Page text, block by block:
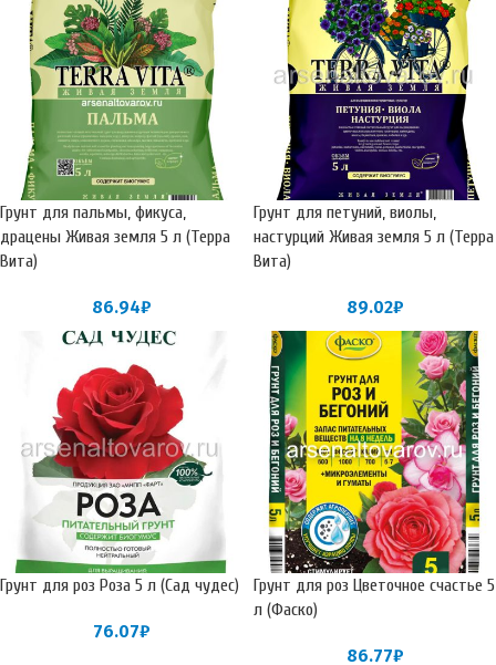
Грунт для пальмы, фикуса,
драцены Живая земля 5 л (Терра
Вита)
86.94₽
Грунт для петуний, виолы,
настурций Живая земля 5 л (Терра
Вита)
89.02₽
Грунт для роз Роза 5 л (Сад чудес)
76.07₽
Грунт для роз Цветочное счастье 5
л (Фаско)
86.77₽